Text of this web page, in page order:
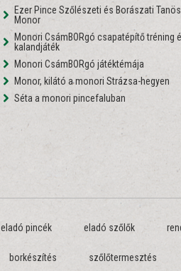
Ezer Pince Szőlészeti és Borászati
Monor
Monori CsámBORgó csapatépítő tréning
kalandjáték
Monori CsámBORgó játéktémája
Monor, kilátó a monori Strázsa-hegyen
Séta a monori pincefaluban
eladó pincék eladó szőlők
borkészítés szőlőtermesztés